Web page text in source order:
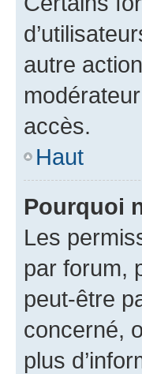
autre
accès.
Haut
Pourquoi
Les
par forum,
peut-être
concerné,
plus